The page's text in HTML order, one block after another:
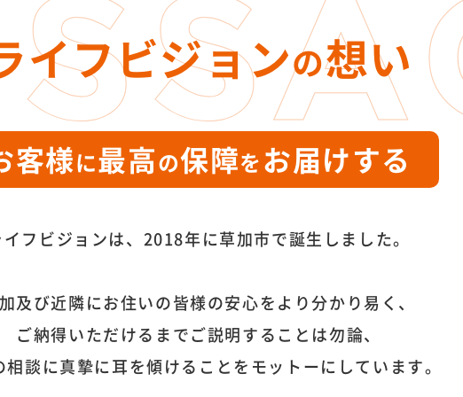
イフビジョンの想い
客様に最高の保障をお届けする
フビジョンは、2018年に草加市で誕生しました。
及び近隣にお住いの皆様の安心をより分かり易く、
ご納得いただけるまでご説明することは勿論、
相談に真摯に耳を傾けることをモットーにしています。